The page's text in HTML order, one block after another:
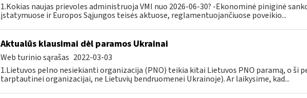
1.Kokias naujas prievoles administruoja VMI nuo 2026-06-30? -Ekonominė piniginė
įstatymuose ir Europos Sąjungos teisės aktuose, reglamentuojančiuose poveikio...
Aktualūs klausimai dėl paramos Ukrainai
Web turinio sąrašas 2022-03-03
1.Lietuvos pelno nesiekianti organizacija (PNO) teikia kitai Lietuvos PNO paramą, o ši
tarptautinei organizacijai, ne Lietuvių bendruomenei Ukrainoje). Ar laikysime, kad...